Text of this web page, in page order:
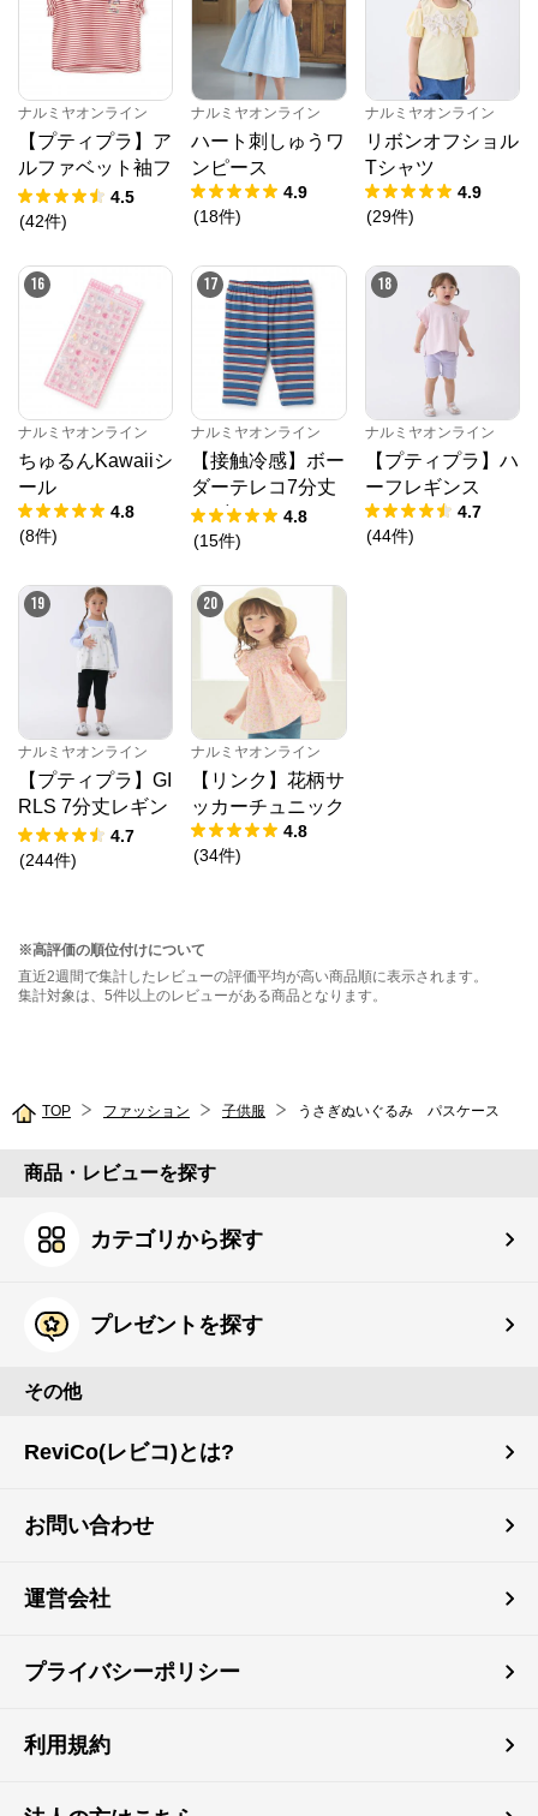
ナルミヤオンライン
【プティプラ】ア
ルファベット袖フ
リルTシャツ
4.5
(42件)
ナルミヤオンライン
ハート刺しゅうワ
ンピース
4.9
(18件)
ナルミヤオンライン
リボンオフショル
Tシャツ
4.9
(29件)
16
ナルミヤオンライン
ちゅるんKawaiiシ
ール
4.8
(8件)
17
ナルミヤオンライン
【接触冷感】ボー
ダーテレコ7分丈
レギンス
4.8
(15件)
18
ナルミヤオンライン
【プティプラ】ハ
ーフレギンス
4.7
(44件)
19
ナルミヤオンライン
【プティプラ】GI
RLS 7分丈レギン
ス
4.7
(244件)
20
ナルミヤオンライン
【リンク】花柄サ
ッカーチュニック
4.8
(34件)
※高評価の順位付けについて
直近2週間で集計したレビューの評価平均が高い商品順に表示されます。
集計対象は、5件以上のレビューがある商品となります。
TOP ファッション 子供服 うさぎぬいぐるみ パスケース
商品・レビューを探す
カテゴリから探す
プレゼントを探す
その他
ReviCo(レビコ)とは?
お問い合わせ
運営会社
プライバシーポリシー
利用規約